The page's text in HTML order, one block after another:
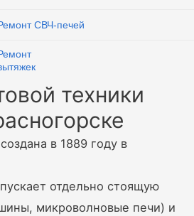
СВЧ-печей
техники
в 1889 году в
отдельно стоящую
микроволновые печи) и